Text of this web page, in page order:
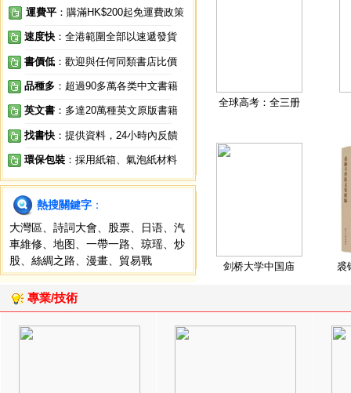
運費平 ：購滿HK$200起免運費政策
速度快 ：全港範圍全部以速遞發貨
書價低 ：歡迎與任何同類書店比價
品種多 ：超過90多萬各类中文書籍
英文書 ：多達20萬種英文原版書籍
找書快 ：提供資料，24小時內反饋
環保包裝 ：採用紙箱、氣泡紙材料
熱搜關鍵字 ：
大灣區
詩詞大會 股票 日语
汽
車維修
地图 一帶一路 琼瑶
炒
股
絲綢之路 漫畫 貿易戰
全球高考：全三册
剑桥大学中国庙 裘
專業/技術